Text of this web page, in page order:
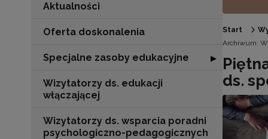
Aktualności
Oferta doskonalenia
Specjalne zasoby edukacyjne Rozwiń sekcję
▶
Wizytatorzy ds. edukacji
włączającej
Wizytatorzy ds. wsparcia poradni
psychologiczno-pedagogicznych
Start
Archiwum:
ds.